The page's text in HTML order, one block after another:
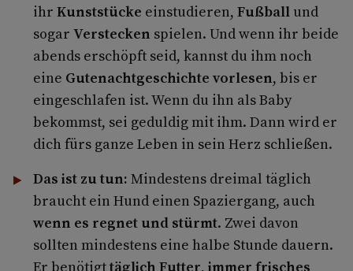
ihr Kunststücke einstudieren, Fußball und
sogar Verstecken spielen. Und wenn ihr beide
abends erschöpft seid, kannst du ihm noch
eine Gutenachtgeschichte vorlesen, bis er
eingeschlafen ist. Wenn du ihn als Baby
bekommst, sei geduldig mit ihm. Dann wird er
dich fürs ganze Leben in sein Herz schließen.
Das ist zu tun: Mindestens dreimal täglich
braucht ein Hund einen Spaziergang, auch
wenn es regnet und stürmt. Zwei davon
sollten mindestens eine halbe Stunde dauern.
Er benötigttäglich Futter, immer frisches